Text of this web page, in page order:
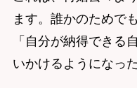
ます。誰かのためで
「自分が納得できる
いかけるようになった